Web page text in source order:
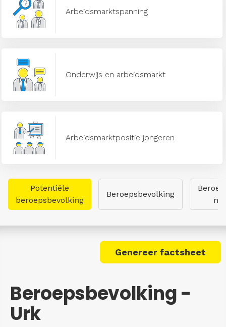
Arbeidsmarktspanning
Onderwijs en arbeidsmarkt
Arbeidsmarktpositie jongeren
Potentiële
beroepsbevolking
Beroepsbevolking
Genereer factsheet
Beroepsbevolking -
Urk